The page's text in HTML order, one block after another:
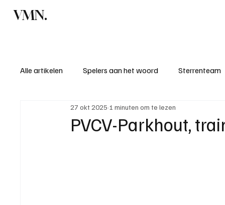
VMN.
Alle artikelen Spelers aan het woord Sterrenteam
Standen & uitslagen KM - Meest sportieve ploeg
PVCV-Parkhout,
27 okt 2025 1 minuten om te lezen